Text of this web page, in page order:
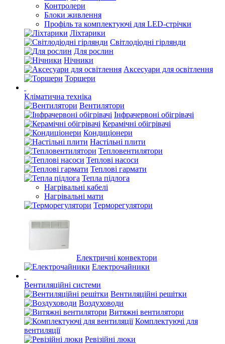
Контролери
Блоки живлення
Профіль та комплектуючі для LED-стрічки
Ліхтарики
Світлодіодні гірлянди
Для рослин
Нічники
Аксесуари для освітлення
Торшери
Кліматична техніка
Вентилятори
Інфрачервоні обігрівачі
Керамічні обігрівачі
Кондиціонери
Настільні плити
Тепловентилятори
Теплові насоси
Теплові гармати
Тепла підлога
Нагрівальні кабелі
Нагрівальні мати
Терморегулятори
Електричні конвектори
Електрочайники
Вентиляційні системи
Вентиляційні решітки
Воздуховоди
Витяжні вентилятори
Комплектуючі для
вентиляції
Ревізійні люки